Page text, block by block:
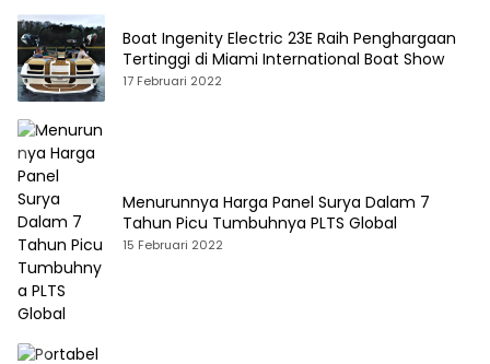
Boat Ingenity Electric 23E Raih Penghargaan
Tertinggi di Miami International Boat Show
17 Februari 2022
Menurunnya Harga Panel Surya Dalam 7
Tahun Picu Tumbuhnya PLTS Global
15 Februari 2022